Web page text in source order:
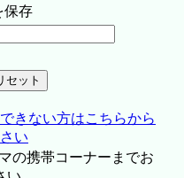
保存
きない方はこちらから
い
の携帯コーナーまでお